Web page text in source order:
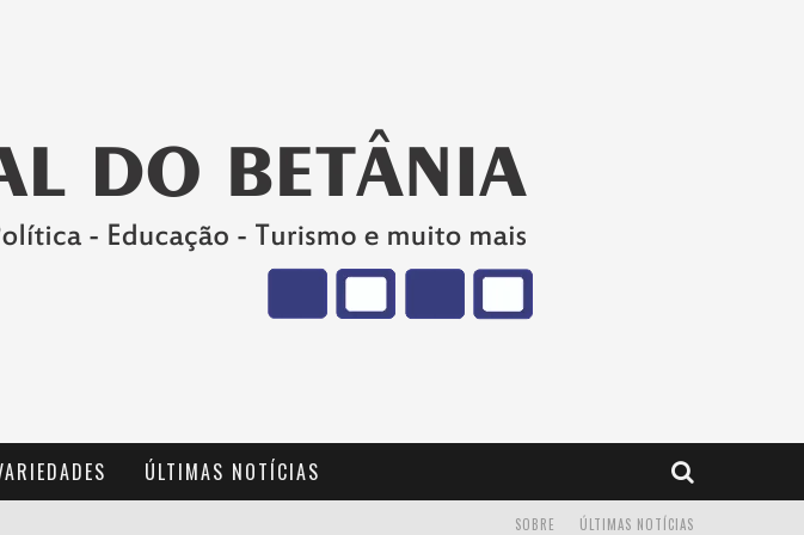
ÚLTIMAS NOTÍCIAS
ÚLTIMAS NOTÍCIAS
SOBRE